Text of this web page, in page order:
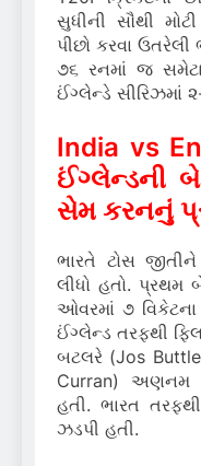
સુધીની સૌથી
પીછો કરવા
૭૬ રનમાં જ
ઈંગ્લેન્ડે સીરિઝમાં
India vs
ઈંગ્લેન્ડની
સેમ કરનનું
ભારતે ટોસ
લીધો હતો. પ્રથમ
ઓવરમાં ૭
ઈંગ્લેન્ડ તરફથી
બટલરે (Jos
Curran) અણનમ
હતી. ભારત
ઝડપી હતી.